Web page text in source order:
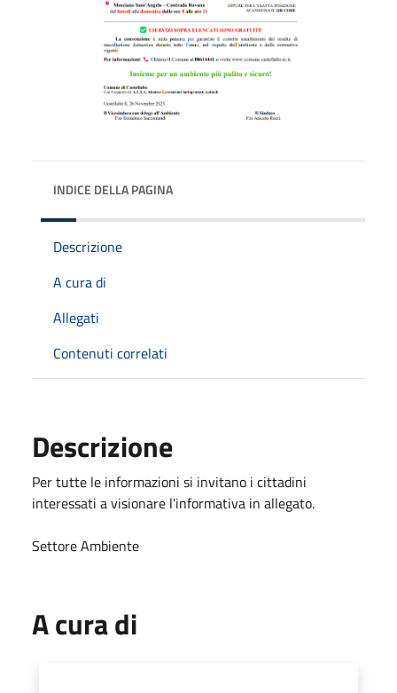
INDICE DELLA PAGINA
Descrizione
A cura di
Allegati
Contenuti correlati
Descrizione
Per tutte le informazioni si invitano i cittadini
interessati a visionare l'informativa in allegato.
Settore Ambiente
A cura di